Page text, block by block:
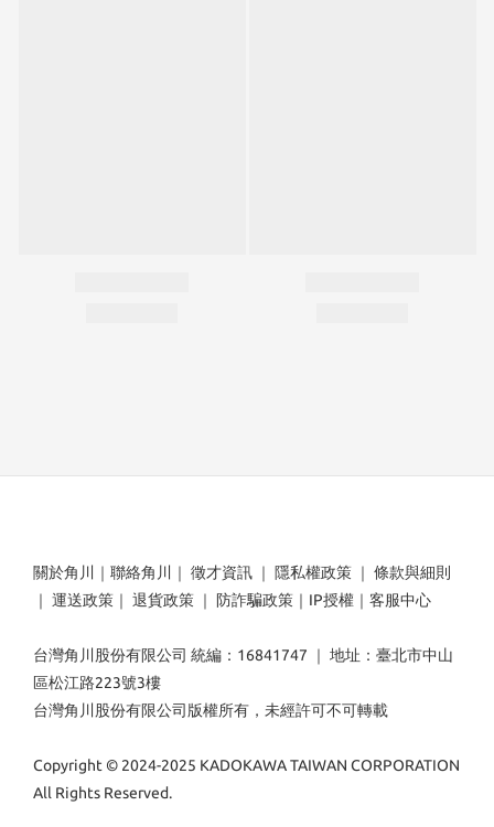
關於角川 ｜ 聯絡角川 ｜ 徵才資訊 ｜ 隱私權政策 ｜ 條款與細則
｜ 運送政策 ｜ 退貨政策 ｜ 防詐騙政策 ｜ IP授權 ｜ 客服中心
台灣角川股份有限公司 統編：16841747 ｜ 地址：臺北市中山
區松江路223號3樓
台灣角川股份有限公司版權所有，未經許可不可轉載
Copyright © 2024-2025 KADOKAWA TAIWAN CORPORATION
All Rights Reserved.